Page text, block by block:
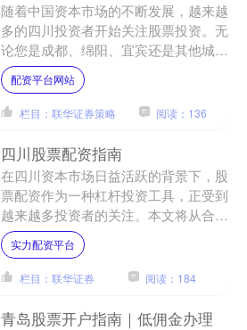
随着中国资本市场的不断发展，越来越
多的四川投资者开始关注股票投资。无
论您是成都、绵阳、宜宾还是其他城市
的居民，想要在股市中获取收益，第一
步就是开立一个合适的股票....
配资平台网站
栏目：联华证券策略 阅读：136
四川股票配资指南
在四川资本市场日益活跃的背景下，股
票配资作为一种杠杆投资工具，正受到
越来越多投资者的关注。本文将从合规
性、操作流程、风险控制三个维度，为
四川投资者提供一份实用的....
实力配资平台
栏目：联华证券 阅读：184
青岛股票开户指南｜低佣金办理